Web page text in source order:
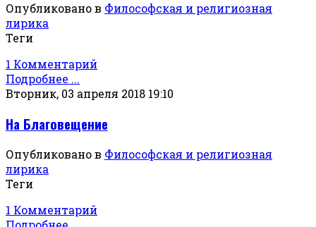
Опубликовано в Философская и религиозная
лирика
Теги
1 Комментарий
Подробнее ...
Вторник, 03 апреля 2018 19:10
На Благовещение
Опубликовано в Философская и религиозная
лирика
Теги
1 Комментарий